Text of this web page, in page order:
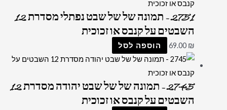
2751 – תמונה של של שבט נפתלי מסדרת 12
השבטים על קנבס או זכוכית
69.00 ₪ הוספה לסל
2745 – תמונה של של שבט יהודה מסדרת 12
השבטים על קנבס או זכוכית